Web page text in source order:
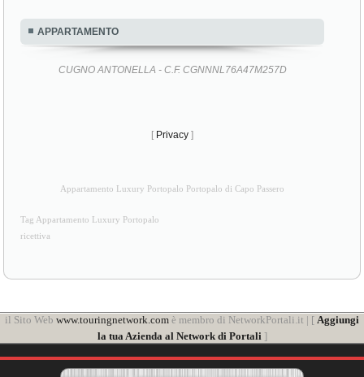
APPARTAMENTO
CUGNO ANTONELLA - C.F. CGNNNL76A47M257D
[ Privacy ]
Appartamento Luxury Portopalo Portopalo di Capo Passero
Tag Appartamento Luxury Portopalo
ricettiva
il Sito Web www.touringnetwork.com è membro di NetworkPortali.it | [ Aggiungi
la tua Azienda al Network di Portali]